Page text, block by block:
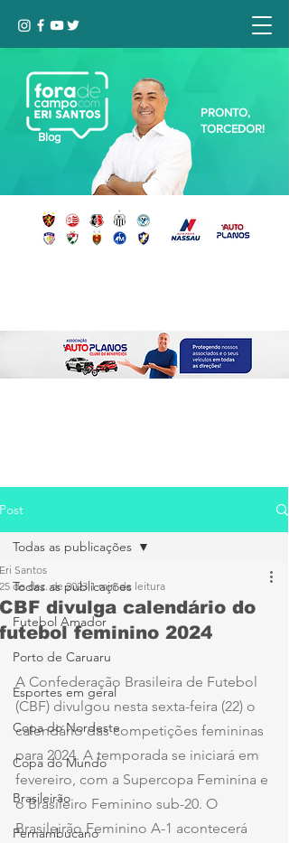
Blog
PRONTO,
TORCEDOR!
Post
Todas as publicações
Futebol Amador
Porto de Caruaru
Esportes em geral
Copa do Nordeste
Copa do Mundo
Brasileirão
Pernambucano
Todas as publicações
CBF divulga calendário do
futebol feminino 2024
Eri Santos
25 de dez. de 2023 1 min de leitura
A Confederação Brasileira de Futebol
(CBF) divulgou nesta sexta-feira (22) o
calendário das competições femininas
para 2024. A temporada se iniciará em
fevereiro, com a Supercopa Feminina e
o Brasileiro Feminino sub-20. O
Brasileirão Feminino A-1 acontecerá